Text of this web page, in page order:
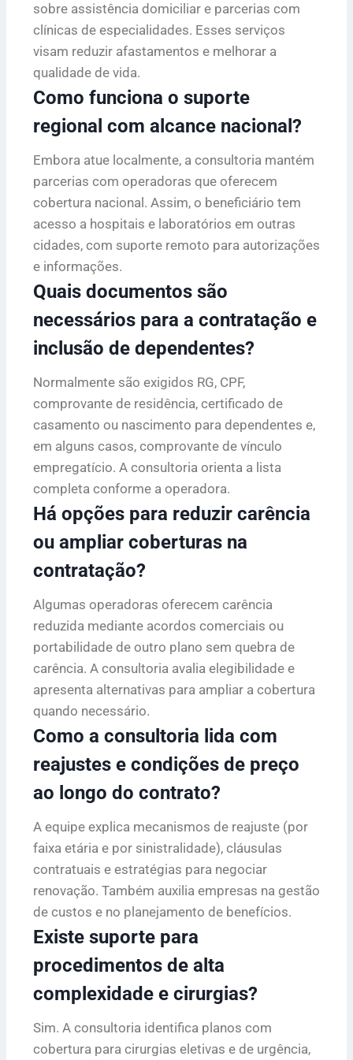
sobre assistência domiciliar e parcerias com
clínicas de especialidades. Esses serviços
visam reduzir afastamentos e melhorar a
qualidade de vida.
Como funciona o suporte
regional com alcance nacional?
Embora atue localmente, a consultoria mantém
parcerias com operadoras que oferecem
cobertura nacional. Assim, o beneficiário tem
acesso a hospitais e laboratórios em outras
cidades, com suporte remoto para autorizações
e informações.
Quais documentos são
necessários para a contratação e
inclusão de dependentes?
Normalmente são exigidos RG, CPF,
comprovante de residência, certificado de
casamento ou nascimento para dependentes e,
em alguns casos, comprovante de vínculo
empregatício. A consultoria orienta a lista
completa conforme a operadora.
Há opções para reduzir carência
ou ampliar coberturas na
contratação?
Algumas operadoras oferecem carência
reduzida mediante acordos comerciais ou
portabilidade de outro plano sem quebra de
carência. A consultoria avalia elegibilidade e
apresenta alternativas para ampliar a cobertura
quando necessário.
Como a consultoria lida com
reajustes e condições de preço
ao longo do contrato?
A equipe explica mecanismos de reajuste (por
faixa etária e por sinistralidade), cláusulas
contratuais e estratégias para negociar
renovação. Também auxilia empresas na gestão
de custos e no planejamento de benefícios.
Existe suporte para
procedimentos de alta
complexidade e cirurgias?
Sim. A consultoria identifica planos com
cobertura para cirurgias eletivas e de urgência,